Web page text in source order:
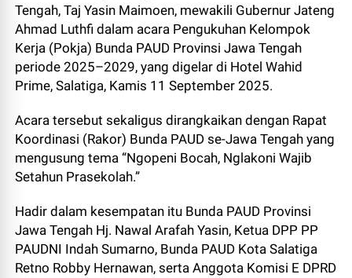
Tengah, Taj Yasin Maimoen, mewakili Gubernur Jateng
Ahmad Luthfi dalam acara Pengukuhan Kelompok
Kerja (Pokja) Bunda PAUD Provinsi Jawa Tengah
periode 2025–2029, yang digelar di Hotel Wahid
Prime, Salatiga, Kamis 11 September 2025.
Acara tersebut sekaligus dirangkaikan dengan Rapat
Koordinasi (Rakor) Bunda PAUD se-Jawa Tengah yang
mengusung tema “Ngopeni Bocah, Nglakoni Wajib
Setahun Prasekolah.”
Hadir dalam kesempatan itu Bunda PAUD Provinsi
Jawa Tengah Hj. Nawal Arafah Yasin, Ketua DPP PP
PAUDNI Indah Sumarno, Bunda PAUD Kota Salatiga
Retno Robby Hernawan, serta Anggota Komisi E DPRD